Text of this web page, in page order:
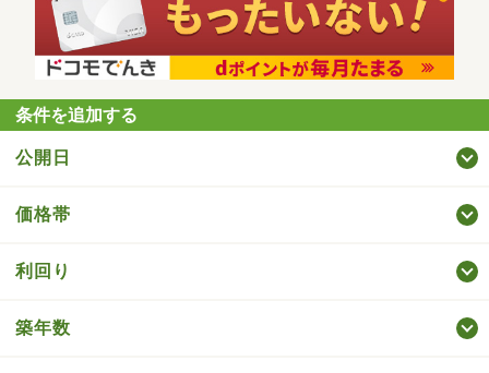
条件を追加する
公開日
価格帯
利回り
築年数